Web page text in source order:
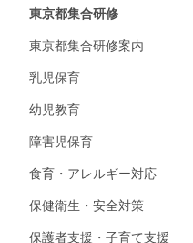
東京都集合研修
東京都集合研修案内
乳児保育
幼児教育
障害児保育
食育・アレルギー対応
保健衛生・安全対策
保護者支援・子育て支援